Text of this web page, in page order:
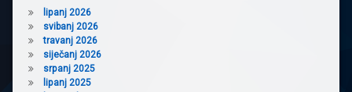
lipanj 2026
svibanj 2026
travanj 2026
siječanj 2026
srpanj 2025
lipanj 2025